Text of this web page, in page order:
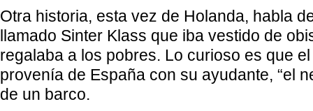
Otra historia, esta vez de Holanda, habla
llamado Sinter Klass que iba vestido de
regalaba a los pobres. Lo curioso es que
provenía de España con su ayudante, “el
de un barco.